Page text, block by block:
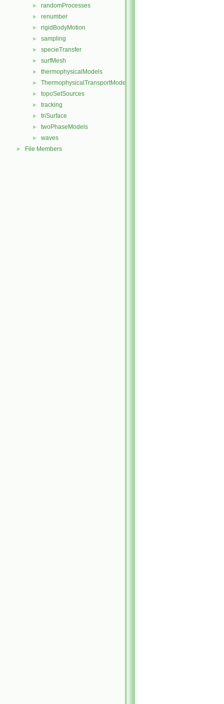
► randomProcesses
► renumber
► rigidBodyMotion
► sampling
► specieTransfer
► surfMesh
► thermophysicalModels
► ThermophysicalTransportModels
► topoSetSources
► tracking
► triSurface
► twoPhaseModels
► waves
► File Members